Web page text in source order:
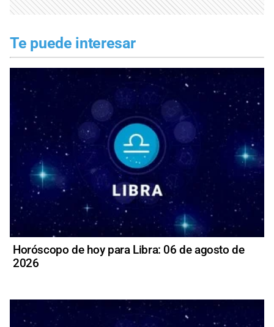
Te puede interesar
Horóscopo de hoy para Libra: 06 de agosto de
2026